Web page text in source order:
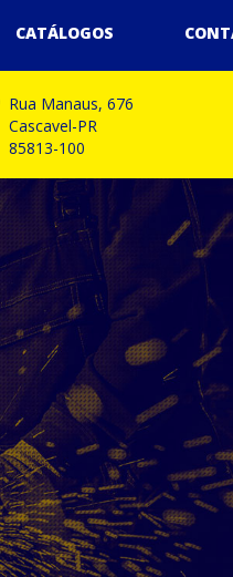
CATÁLOGOS
Rua Manaus, 676
Cascavel-PR
85813-100